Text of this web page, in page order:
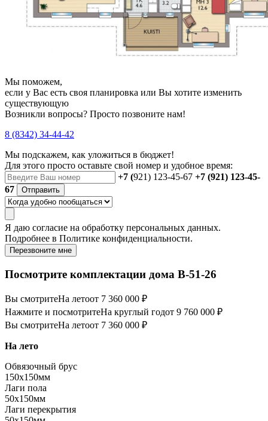
Мы поможем,
если у Вас есть своя планировка или Вы хотите изменить
существующую
Возникли вопросы? Просто позвоните нам!
8 (8342) 34-44-42
Мы подскажем, как уложиться в бюджет!
Для этого просто оставьте свой номер и удобное время:
+7 (921) 123-45-67 +7 (921) 123-45-
67
Отправить
Я даю согласие на обработку персональных данных.
Подробнее в Политике конфиденциальности.
Перезвоните мне
Посмотрите комплектации дома B-51-26
Вы смотритеНа летоот 7 360 000 ₽
Нажмите и посмотритеНа круглый годот 9 760 000 ₽
Вы смотритеНа летоот 7 360 000 ₽
На лето
Обвязочный брус
150х150мм
Лаги пола
50х150мм
Лаги перекрытия